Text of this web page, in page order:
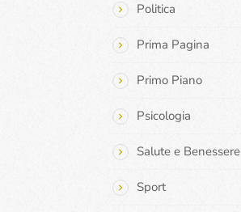
Politica
Prima Pagina
Primo Piano
Psicologia
Salute e Benessere
Sport